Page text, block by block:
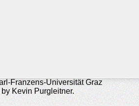
Franzens-Universität Graz
Kevin Purgleitner.